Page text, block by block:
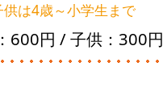
供は4歳～小学生まで
600円 / 子供：300円